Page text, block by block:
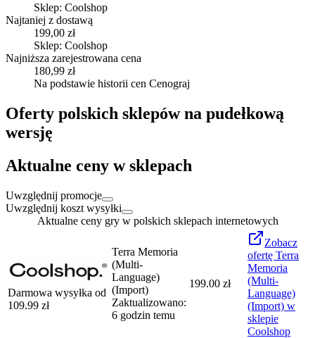
Sklep: Coolshop
Najtaniej z dostawą
199,00 zł
Sklep: Coolshop
Najniższa zarejestrowana cena
180,99 zł
Na podstawie historii cen Cenograj
Oferty polskich sklepów na pudełkową
wersję
Aktualne ceny w sklepach
Uwzględnij promocje
Uwzględnij koszt wysyłki
Aktualne ceny gry w polskich sklepach internetowych
Darmowa wysyłka od
109.99 zł
Terra Memoria
(Multi-
Language)
(Import)
Zaktualizowano:
6 godzin temu
199.00 zł
Zobacz
ofertę Terra
Memoria
(Multi-
Language)
(Import) w
sklepie
Coolshop